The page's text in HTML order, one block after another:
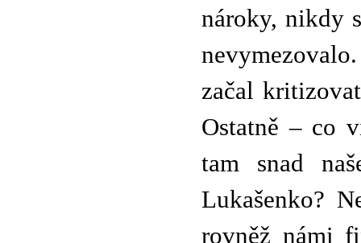
nároky, nikdy
začal
Ostatně – co
tam snad
Lukašenko?
rovněž námi